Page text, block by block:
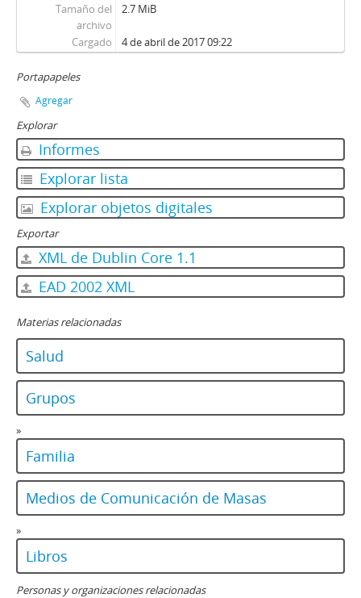
Tamaño del
archivo
2.7 MiB
Cargado 4 de abril de 2017 09:22
Portapapeles
Agregar
Explorar
Informes
Explorar lista
Explorar objetos digitales
Exportar
XML de Dublin Core 1.1
EAD 2002 XML
Materias relacionadas
Salud
Grupos
»
Familia
Medios de Comunicación de Masas
»
Libros
Personas y organizaciones relacionadas